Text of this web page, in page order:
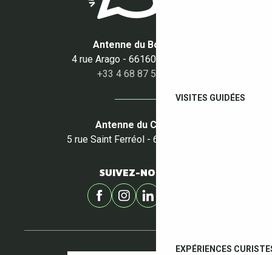
VISITES GUIDÉES
EXPÉRIENCES
Antenne du Boulou
4 rue Arago - 66160 Le Boulou
+33 4 68 87 50 95
Antenne du Céret
5 rue Saint Ferréol - 66400 Céret
SUIVEZ-NOUS !